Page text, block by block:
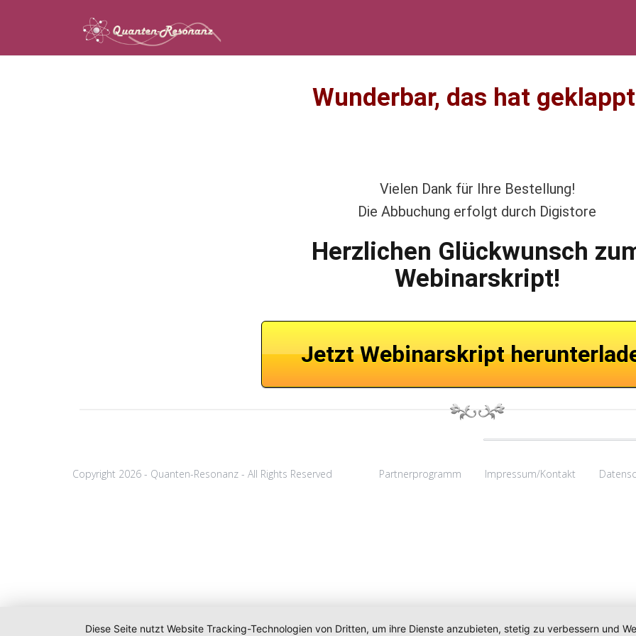
Wunderbar, das hat
Vielen Dank für Ihre Bestellung!
Die Abbuchung erfolgt durch Digistore
Herzlichen Glückwunsch
Webinarskript!
Jetzt Webinarskript
Partnerprogramm Impressum/Kontakt
Copyright 2026 - Quanten-Resonanz - All Rights Reserved
Diese Seite nutzt Website Tracking-Technologien von Dritten, um ihre Dienste anzubieten, stetig zu verbessern und